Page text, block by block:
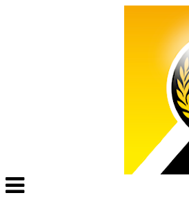
Veksle
navigasjon